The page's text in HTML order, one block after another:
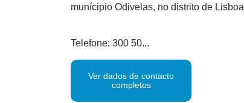
munícipio Odivelas, no distrito de Lisboa
Telefone: 300 50...
Ver dados de contacto
completos